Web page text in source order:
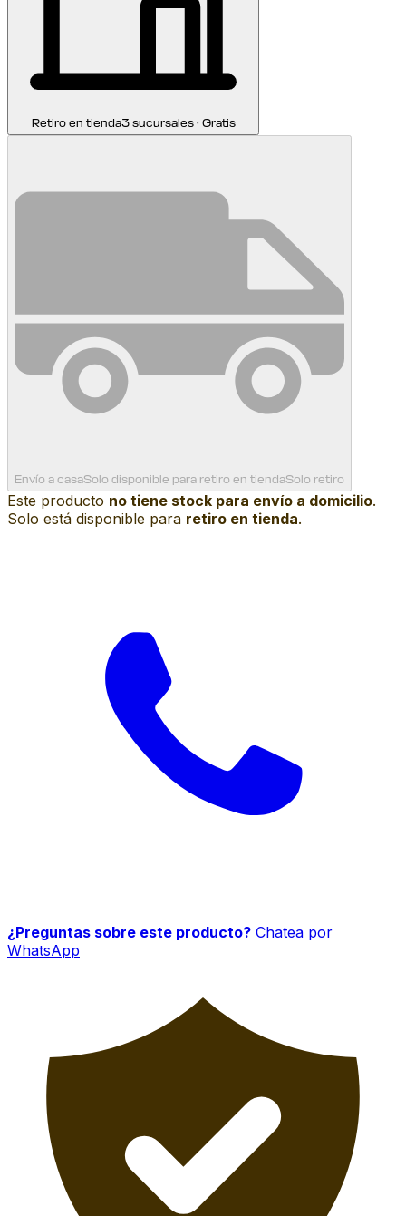
Retiro en tienda3 sucursales · Gratis
Envío a casaSolo disponible para retiro en tiendaSolo retiro
Este producto no tiene stock para envío a domicilio.
Solo está disponible para retiro en tienda.
¿Preguntas sobre este producto? Chatea por
WhatsApp